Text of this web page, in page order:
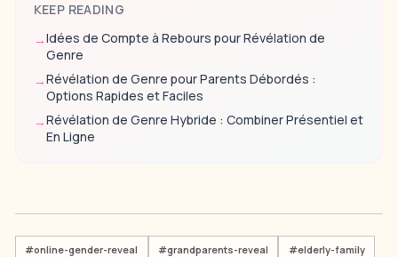
KEEP READING
→Idées de Compte à Rebours pour Révélation de
Genre
→Révélation de Genre pour Parents Débordés :
Options Rapides et Faciles
→Révélation de Genre Hybride : Combiner Présentiel et
En Ligne
#online-gender-reveal #grandparents-reveal #elderly-family